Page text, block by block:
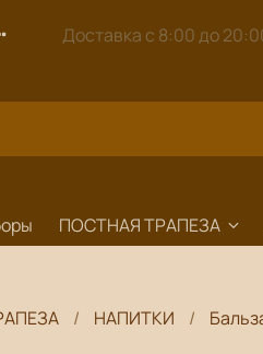
Доставка с 8:00 до
ПОСТНАЯ ТРАПЕЗА
НАПИТКИ